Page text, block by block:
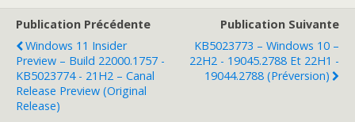
Publication Précédente
Windows 11 Insider
Preview – Build 22000.1757 -
KB5023774 - 21H2 – Canal
Release Preview (original
Release)
Publication Suivante
KB5023773 – Windows 10 –
22H2 - 19045.2788 Et 22H1 -
19044.2788 (Préversion)